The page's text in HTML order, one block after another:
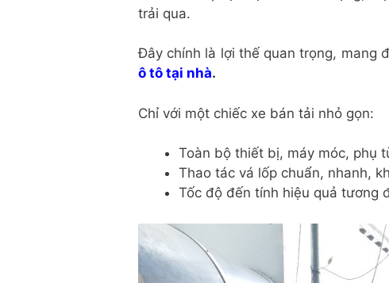
trải qua.
Đây chính là lợi thế quan trọng, mang
ô tô tại nhà.
Chỉ với một chiếc xe bán tải nhỏ gọn:
Toàn bộ thiết bị, máy móc, phụ
Thao tác vá lốp chuẩn, nhanh,
Tốc độ đến tính hiệu quả tương